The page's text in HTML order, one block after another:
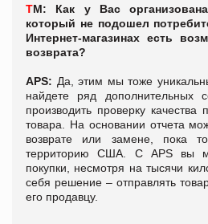
ТМ: Как у Вас
который не подошел
Интернет-магазинах есть
возврата?
APS: Да, этим мы тоже
найдете ряд дополнительных
производить проверку качества
товара. На основании отчета
возврате или замене, пока
территорию США. С APS вы
покупки, несмотря на тысячи
себя решение – отправлять
его продавцу.